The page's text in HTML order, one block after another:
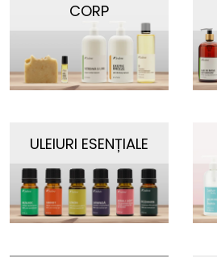
CORP
ULEIURI ESENȚIALE